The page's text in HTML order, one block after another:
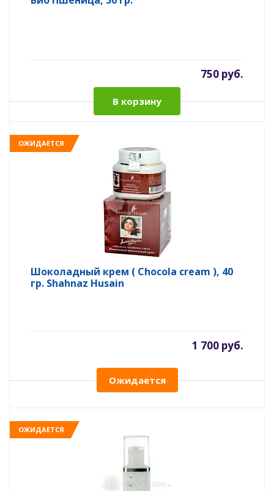
750 руб.
В корзину
ОЖИДАЕТСЯ
Шоколадный крем ( Chocola cream ), 40
гр. Shahnaz Husain
1 700 руб.
Ожидается
ОЖИДАЕТСЯ